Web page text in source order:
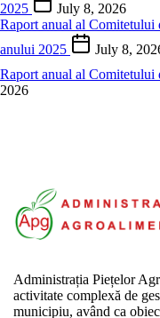
2025
July 8, 2026
Raport anual al Comitetului
anului 2025
July 8,
Raport anual al Comitetului
2026
Administrația Piețelor
activitate complexă de
municipiu, având ca